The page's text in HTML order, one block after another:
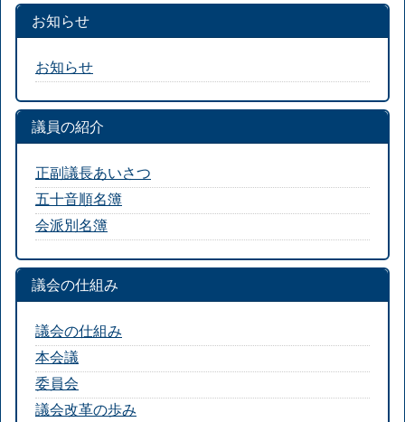
お知らせ
お知らせ
議員の紹介
正副議長あいさつ
五十音順名簿
会派別名簿
議会の仕組み
議会の仕組み
本会議
委員会
議会改革の歩み